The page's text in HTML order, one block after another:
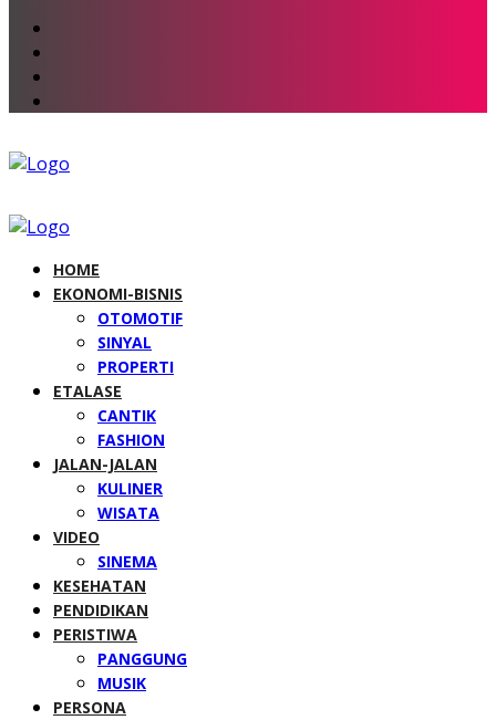
HOME
EKONOMI-BISNIS
OTOMOTIF
SINYAL
PROPERTI
ETALASE
CANTIK
FASHION
JALAN-JALAN
KULINER
WISATA
VIDEO
SINEMA
KESEHATAN
PENDIDIKAN
PERISTIWA
PANGGUNG
MUSIK
PERSONA